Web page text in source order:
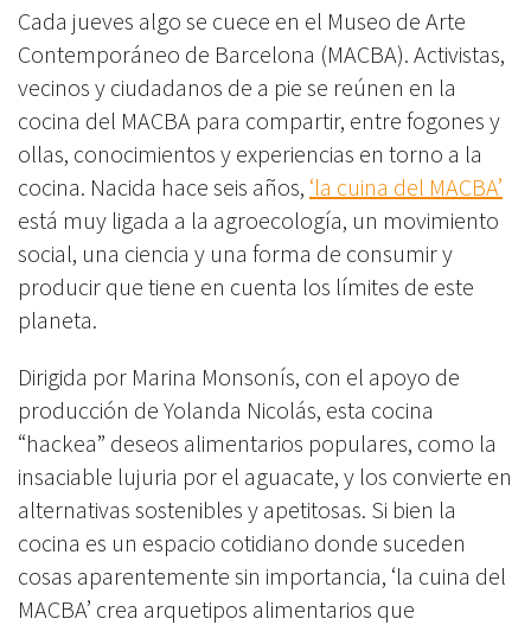
Cada jueves algo se cuece en el Museo de Arte
Contemporáneo de Barcelona (MACBA). Activistas,
vecinos y ciudadanos de a pie se reúnen en la
cocina del MACBA para compartir, entre fogones y
ollas, conocimientos y experiencias en torno a la
cocina. Nacida hace seis años, ‘la cuina del MACBA’
está muy ligada a la agroecología, un movimiento
social, una ciencia y una forma de consumir y
producir que tiene en cuenta los límites de este
planeta.
Dirigida por Marina Monsonís, con el apoyo de
producción de Yolanda Nicolás, esta cocina
“hackea” deseos alimentarios populares, como la
insaciable lujuria por el aguacate, y los convierte en
alternativas sostenibles y apetitosas. Si bien la
cocina es un espacio cotidiano donde suceden
cosas aparentemente sin importancia, ‘la cuina del
MACBA’ crea arquetipos alimentarios que